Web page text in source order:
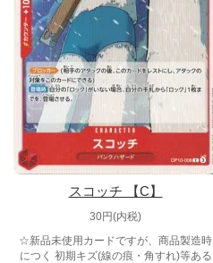
スコッチ 【C】
30円(内税)
☆新品未使用カードですが、商品製造時
につく 初期キズ(線の痕・角すれ)等ある